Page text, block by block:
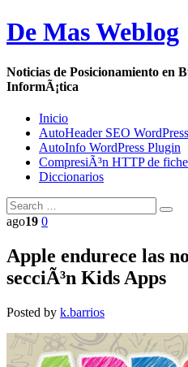
De Mas Weblog
Noticias de Posicionamiento en
InformÃ¡tica
Inicio
AutoHeader SEO
AutoInfo WordPress Plugin
CompresiÃ³n HTTP de
Diccionarios
ago19 0
Apple endurece las
secciÃ³n Kids Apps
Posted by k.barrios